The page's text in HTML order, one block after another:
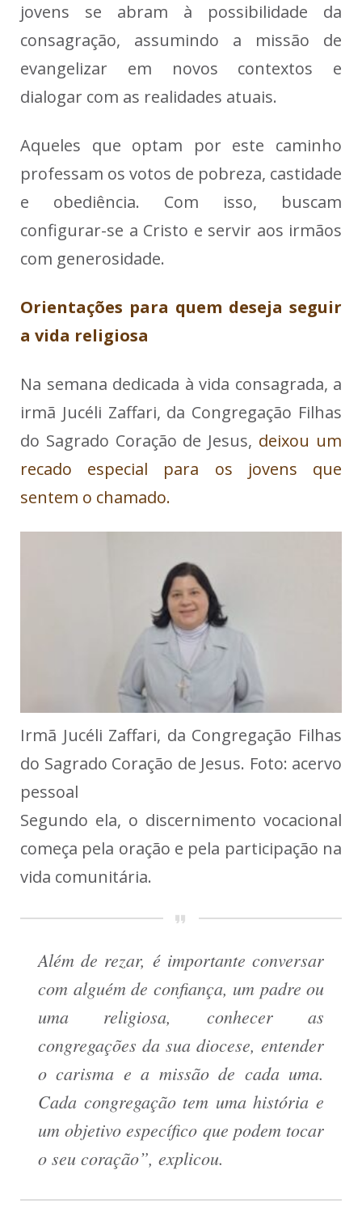
jovens se abram à possibilidade da
consagração, assumindo a missão de
evangelizar em novos contextos e
dialogar com as realidades atuais.
Aqueles que optam por este caminho
professam os votos de pobreza, castidade
e obediência. Com isso, buscam
configurar-se a Cristo e servir aos irmãos
com generosidade.
Orientações para quem deseja seguir
a vida religiosa
Na semana dedicada à vida consagrada, a
irmã Jucéli Zaffari, da Congregação Filhas
do Sagrado Coração de Jesus, deixou um
recado especial para os jovens que
sentem o chamado.
Irmã Jucéli Zaffari, da Congregação Filhas
do Sagrado Coração de Jesus. Foto: acervo
pessoal
Segundo ela, o discernimento vocacional
começa pela oração e pela participação na
vida comunitária.
Além de rezar, é importante conversar
com alguém de confiança, um padre ou
uma religiosa, conhecer as
congregações da sua diocese, entender
o carisma e a missão de cada uma.
Cada congregação tem uma história e
um objetivo específico que podem tocar
o seu coração”, explicou.